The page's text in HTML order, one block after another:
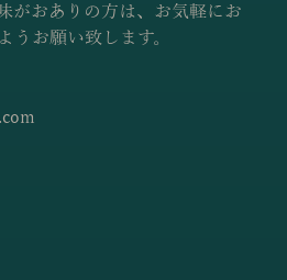
がおありの方は、お気軽にお
うお願い致します。